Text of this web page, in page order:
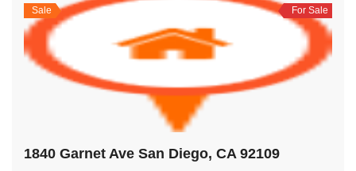
Sale For Sale
1840 Garnet Ave San Diego, CA 92109